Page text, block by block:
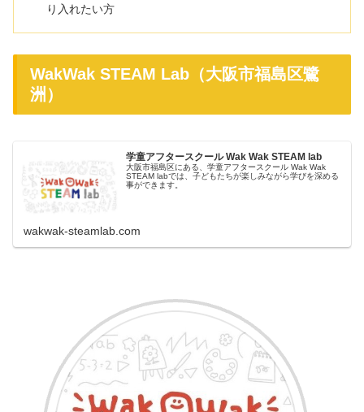
り入れたい方
WakWak STEAM Lab（大阪市福島区鷺
洲）
学童アフタースクール Wak Wak STEAM lab
大阪市福島区にある、学童アフタースクール Wak Wak
STEAM labでは、子どもたちが楽しみながら学びを深める
事ができます。
wakwak-steamlab.com